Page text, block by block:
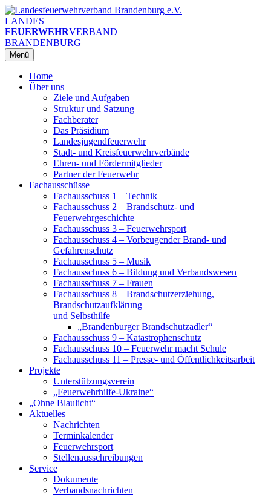
Zum
Inhalt
springen
LANDES
FEUERWEHRVERBAND
BRANDENBURG
Menü
Home
Über uns
Ziele und Aufgaben
Struktur und Satzung
Fachberater
Das Präsidium
Landesjugendfeuerwehr
Stadt- und Kreisfeuerwehrverbände
Ehren- und Fördermitglieder
Partner der Feuerwehr
Fachausschüsse
Fachausschuss 1 – Technik
Fachausschuss 2 – Brandschutz- und
Feuerwehrgeschichte
Fachausschuss 3 – Feuerwehrsport
Fachausschuss 4 – Vorbeugender Brand- und
Gefahrenschutz
Fachausschuss 5 – Musik
Fachausschuss 6 – Bildung und Verbandswesen
Fachausschuss 7 – Frauen
Fachausschuss 8 – Brandschutzerziehung,
Brandschutzaufklärung
und Selbsthilfe
„Brandenburger Brandschutzadler“
Fachausschuss 9 – Katastrophenschutz
Fachausschuss 10 – Feuerwehr macht Schule
Fachausschuss 11 – Presse- und Öffentlichkeitsarbeit
Projekte
Unterstützungsverein
„Feuerwehrhilfe-Ukraine“
„Ohne Blaulicht“
Aktuelles
Nachrichten
Terminkalender
Feuerwehrsport
Stellenausschreibungen
Service
Dokumente
Verbandsnachrichten